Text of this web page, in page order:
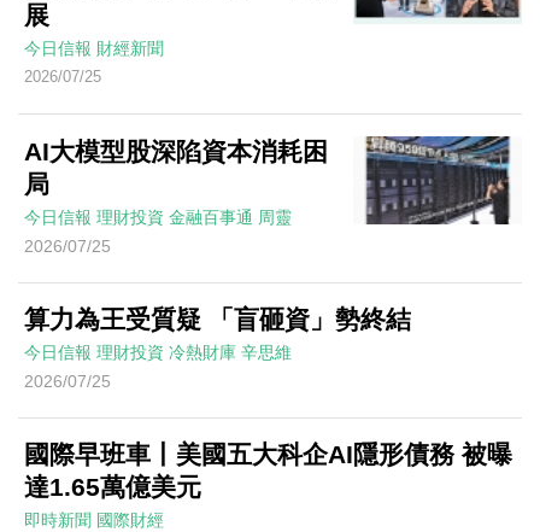
展
今日信報 財經新聞
2026/07/25
AI大模型股深陷資本消耗困
局
今日信報 理財投資 金融百事通 周靈
2026/07/25
算力為王受質疑 「盲砸資」勢終結
今日信報 理財投資 冷熱財庫 辛思維
2026/07/25
國際早班車丨美國五大科企AI隱形債務 被曝
達1.65萬億美元
即時新聞 國際財經